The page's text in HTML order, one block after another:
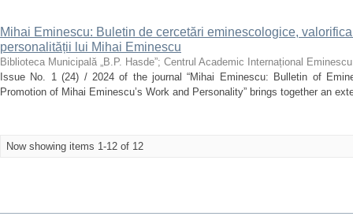
Mihai Eminescu: Buletin de cercetări eminescologice,
personalității lui Mihai Eminescu
Biblioteca Municipală „B.P. Hasde”; Centrul Academic Internațional Eminescu
Issue No. 1 (24) / 2024 of the journal “Mihai Eminescu: Bulletin of
Promotion of Mihai Eminescu’s Work and Personality” brings together an
Now showing items 1-12 of 12